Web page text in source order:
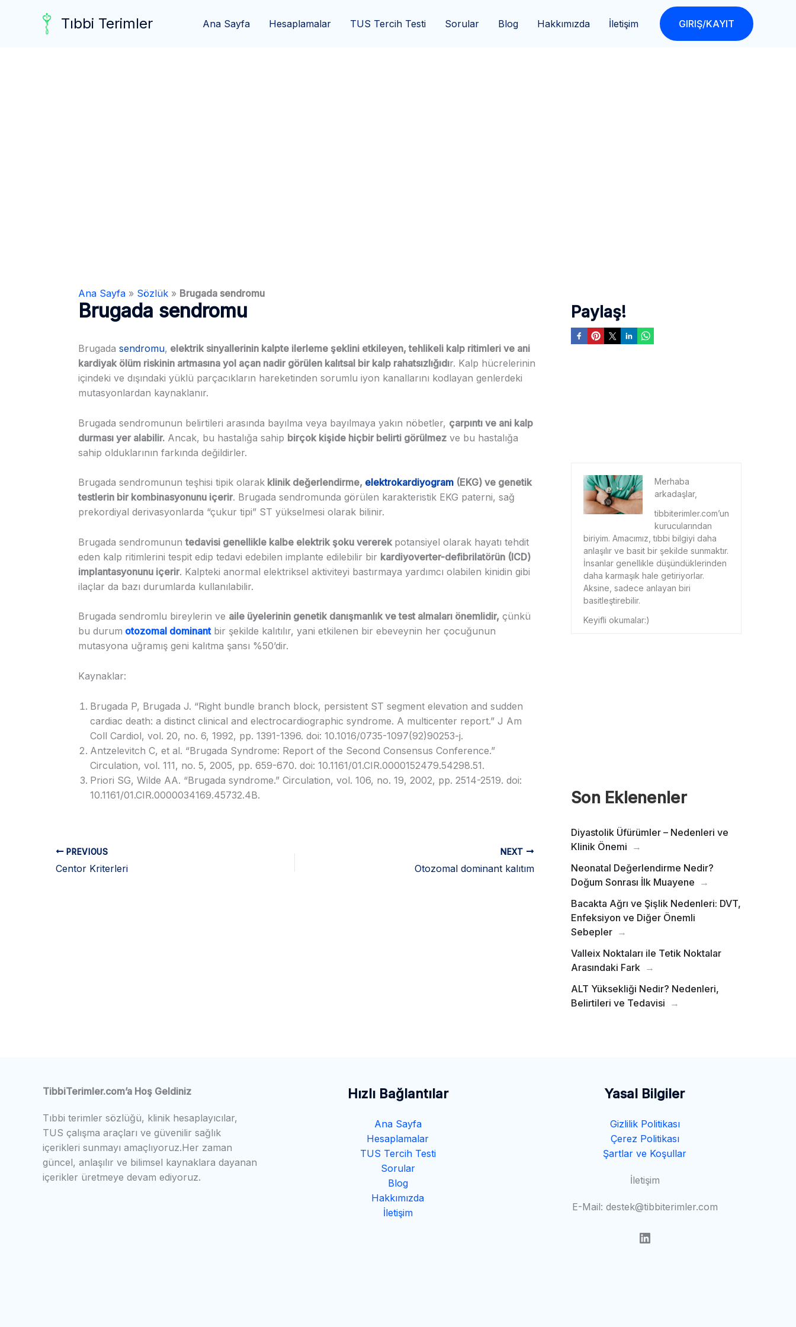
Tıbbi Terimler Ana Sayfa Hesaplamalar TUS Tercih Testi Sorular Blog Hakkımızda İletişim GIRIŞ/KAYIT
Ana Sayfa » Sözlük » Brugada sendromu
Brugada sendromu
Brugada sendromu, elektrik sinyallerinin kalpte ilerleme şeklini etkileyen, tehlikeli kalp ritimleri ve ani
kardiyak ölüm riskinin artmasına yol açan nadir görülen kalıtsal bir kalp rahatsızlığıdır. Kalp hücrelerinin
içindeki ve dışındaki yüklü parçacıkların hareketinden sorumlu iyon kanallarını kodlayan genlerdeki
mutasyonlardan kaynaklanır.
Brugada sendromunun belirtileri arasında bayılma veya bayılmaya yakın nöbetler, çarpıntı ve ani kalp
durması yer alabilir. Ancak, bu hastalığa sahip birçok kişide hiçbir belirti görülmez ve bu hastalığa
sahip olduklarının farkında değildirler.
Brugada sendromunun teşhisi tipik olarak klinik değerlendirme, elektrokardiyogram (EKG) ve genetik
testlerin bir kombinasyonunu içerir. Brugada sendromunda görülen karakteristik EKG paterni, sağ
prekordiyal derivasyonlarda “çukur tipi” ST yükselmesi olarak bilinir.
Brugada sendromununtedavisi genellikle kalbe elektrik şoku vererek potansiyel olarak hayatı tehdit
eden kalp ritimlerini tespit edip tedavi edebilen implante edilebilir bir kardiyoverter-defibrilatörün (ICD)
implantasyonunu içerir. Kalpteki anormal elektriksel aktiviteyi bastırmaya yardımcı olabilen kinidin gibi
ilaçlar da bazı durumlarda kullanılabilir.
Brugada sendromlu bireylerin ve aile üyelerinin genetik danışmanlık ve test almaları önemlidir, çünkü
bu durum otozomal dominantbir şekilde kalıtılır, yani etkilenen bir ebeveynin her çocuğunun
mutasyona uğramış geni kalıtma şansı %50’dir.
Kaynaklar:
Brugada P, Brugada J. “Right bundle branch block, persistent ST segment elevation and sudden
cardiac death: a distinct clinical and electrocardiographic syndrome. A multicenter report.” J Am
Coll Cardiol, vol. 20, no. 6, 1992, pp. 1391-1396. doi: 10.1016/0735-1097(92)90253-j.
Antzelevitch C, et al. “Brugada Syndrome: Report of the Second Consensus Conference.”
Circulation, vol. 111, no. 5, 2005, pp. 659-670. doi: 10.1161/01.CIR.0000152479.54298.51.
Priori SG, Wilde AA. “Brugada syndrome.” Circulation, vol. 106, no. 19, 2002, pp. 2514-2519. doi:
10.1161/01.CIR.0000034169.45732.4B.
PREVIOUS
Centor Kriterleri
NEXT
Otozomal dominant kalıtım
Paylaş!
Merhaba
arkadaşlar,
tibbiterimler.com’un
kurucularından
biriyim. Amacımız, tıbbi bilgiyi daha
anlaşılır ve basit bir şekilde sunmaktır.
İnsanlar genellikle düşündüklerinden
daha karmaşık hale getiriyorlar.
Aksine, sadece anlayan biri
basitleştirebilir.
Keyifli okumalar:)
Son Eklenenler
Diyastolik Üfürümler – Nedenleri ve
Klinik Önemi
Neonatal Değerlendirme Nedir?
Doğum Sonrası İlk Muayene
Bacakta Ağrı ve Şişlik Nedenleri: DVT,
Enfeksiyon ve Diğer Önemli
Sebepler
Valleix Noktaları ile Tetik Noktalar
Arasındaki Fark
ALT Yüksekliği Nedir? Nedenleri,
Belirtileri ve Tedavisi
TibbiTerimler.com’a Hoş Geldiniz
Tıbbi terimler sözlüğü, klinik hesaplayıcılar,
TUS çalışma araçları ve güvenilir sağlık
içerikleri sunmayı amaçlıyoruz.Her zaman
güncel, anlaşılır ve bilimsel kaynaklara dayanan
içerikler üretmeye devam ediyoruz.
Hızlı Bağlantılar
Ana Sayfa
Hesaplamalar
TUS Tercih Testi
Sorular
Blog
Hakkımızda
İletişim
Yasal Bilgiler
Gizlilik Politikası
Çerez Politikası
Şartlar ve Koşullar
İletişim
E-Mail: destek@tibbiterimler.com
LinkedIn